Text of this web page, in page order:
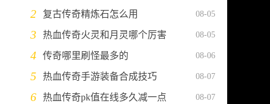
2 复古传奇精炼石怎么用 08-05
3 热血传奇火灵和月灵哪个厉害 08-05
4 传奇哪里刷怪最多的 08-06
5 热血传奇手游装备合成技巧 08-07
6 热血传奇pk值在线多久减一点 08-07